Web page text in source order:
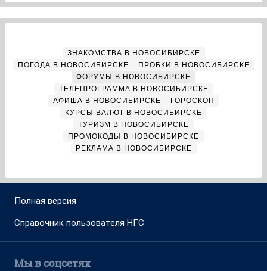
ЗНАКОМСТВА В НОВОСИБИРСКЕ
ПОГОДА В НОВОСИБИРСКЕ
ПРОБКИ В НОВОСИБИРСКЕ
ФОРУМЫ В НОВОСИБИРСКЕ
ТЕЛЕПРОГРАММА В НОВОСИБИРСКЕ
АФИША В НОВОСИБИРСКЕ
ГОРОСКОП
КУРСЫ ВАЛЮТ В НОВОСИБИРСКЕ
ТУРИЗМ В НОВОСИБИРСКЕ
ПРОМОКОДЫ В НОВОСИБИРСКЕ
РЕКЛАМА В НОВОСИБИРСКЕ
Полная версия
Справочник пользователя НГС
Мы в соцсетях